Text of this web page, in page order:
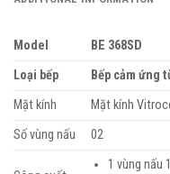
Model
BE 368SD
Loại bếp
Bếp cảm ứng
Mặt kính
Mặt kính
Số vùng nấu
02
1 vùng nấu